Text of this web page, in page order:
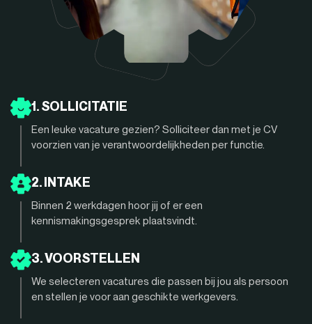
1. SOLLICITATIE
Een leuke vacature gezien? Solliciteer dan met je CV
voorzien van je verantwoordelijkheden per functie.
2. INTAKE
Binnen 2 werkdagen hoor jij of er een
kennismakingsgesprek plaatsvindt.
3. VOORSTELLEN
We selecteren vacatures die passen bij jou als persoon
en stellen je voor aan geschikte werkgevers.